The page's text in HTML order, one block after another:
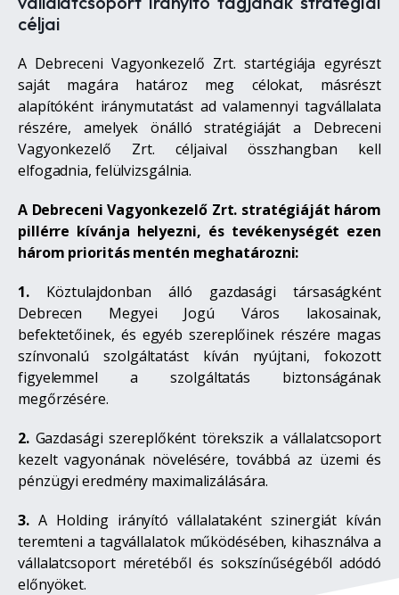
céljai
A Debreceni Vagyonkezelő Zrt. startégiája egyrészt
saját magára határoz meg célokat, másrészt
alapítóként iránymutatást ad valamennyi tagvállalata
részére, amelyek önálló stratégiáját a Debreceni
Vagyonkezelő Zrt. céljaival összhangban kell
elfogadnia, felülvizsgálnia.
A Debreceni Vagyonkezelő Zrt. stratégiáját három
pillérre kívánja helyezni, és tevékenységét ezen
három prioritás mentén meghatározni:
1.Köztulajdonban álló gazdasági társaságként
Debrecen Megyei Jogú Város lakosainak,
befektetőinek, és egyéb szereplőinek részére magas
színvonalú szolgáltatást kíván nyújtani, fokozott
figyelemmel a szolgáltatás biztonságának
megőrzésére.
2.Gazdasági szereplőként törekszik a vállalatcsoport
kezelt vagyonának növelésére, továbbá az üzemi és
pénzügyi eredmény maximalizálására.
3.A Holding irányító vállalataként szinergiát kíván
teremteni a tagvállalatok működésében, kihasználva a
vállalatcsoport méretéből és sokszínűségéből adódó
előnyöket.